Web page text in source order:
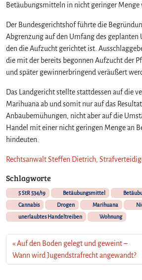
Betäubungsmitteln in nicht geringer Menge
Der Bundesgerichtshof führte die
Abgrenzung auf den Umfang des
den die Aufzucht gerichtet ist.
die mit der bereits begonnen Aufzucht der
und später gewinnerbringend veräußert
Das Landgericht stellte stattdessen auf die
Marihuana ab und somit nur auf das
Anbaubemühungen, nicht aber auf die
Handel mit einer nicht geringen Menge an
hindeuten.
Rechtsanwalt Steffen Dietrich,
Schlagworte
5 StR 534/19 Betäubungsmittel
Cannabis
Drogen Marihuana
unerlaubtes Handeltreiben
Wohnung
Auf den Boden gelegt und geweint –
Wann wird Jugendstrafrecht angewandt?